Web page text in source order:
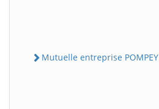
Mutuelle entreprise POMPEY